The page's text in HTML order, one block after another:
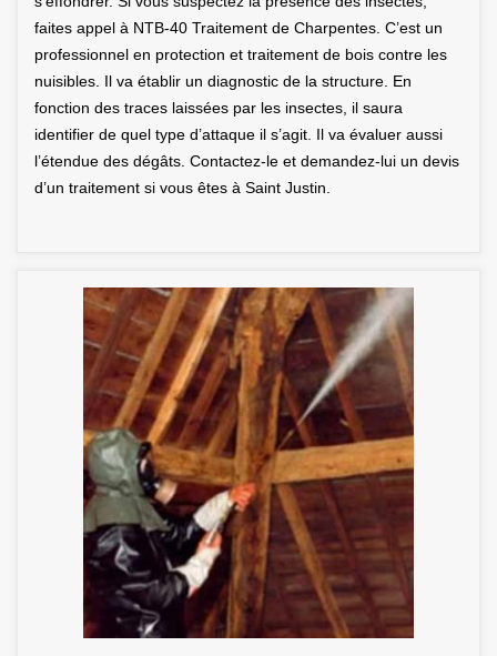
faites appel à NTB-40 Traitement de Charpentes. C’est un
professionnel en protection et traitement de bois contre les
nuisibles. Il va établir un diagnostic de la structure. En
fonction des traces laissées par les insectes, il saura
identifier de quel type d’attaque il s’agit. Il va évaluer aussi
l’étendue des dégâts. Contactez-le et demandez-lui un devis
d’un traitement si vous êtes à Saint Justin.